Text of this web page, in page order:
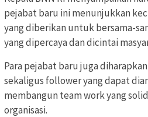
pejabat baru ini menunjukkan
yang diberikan untuk bersama-
yang dipercaya dan dicintai
Para pejabat baru juga
sekaligus follower yang dapat
membangun team work yang
organisasi.